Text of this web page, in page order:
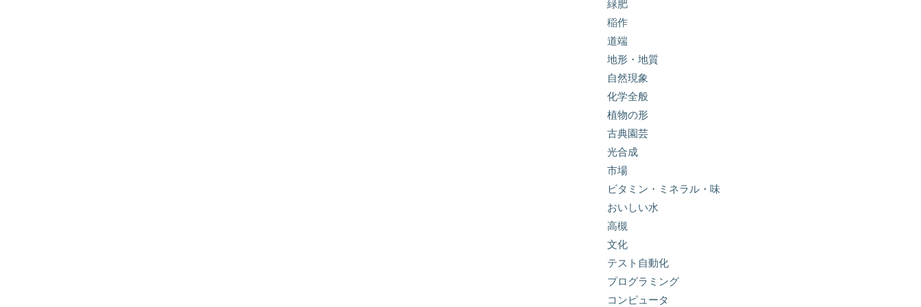
緑肥
稲作
道端
地形・地質
自然現象
化学全般
植物の形
古典園芸
光合成
市場
ビタミン・ミネラル・味
おいしい水
高槻
文化
テスト自動化
プログラミング
コンピュータ